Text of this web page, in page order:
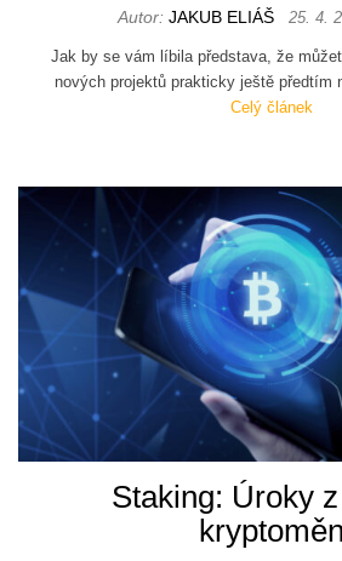
Autor: JAKUB ELIÁŠ 25. 4.
Jak by se vám líbila představa, že
nových projektů prakticky ještě
Celý článek
Staking: Úroky
kryptoměn